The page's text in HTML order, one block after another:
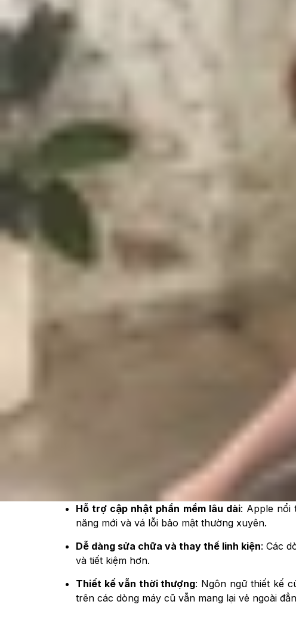
Xem nhanh
Nên mua iPhone cũ nào? So sánh các dòng
Top iPhone cũ đáng mua nhất hiện nay
iPhone 16 cũ
3.4iPhone 15 Pro Max cũ
iPhone 15 Pro cũ
iPhone 14 Pro Max cũ
3.8
3.9
3.10
iPhone 12 Pro Max cũ
4Một số lưu ý khi mua iPhone cũ
5Mua iPhone cũ ở đâu uy tín, chất lượng?
tìm kiếm một chiếc iPhone cũ có hiệu năng tốt,
luôn
đến trải nghiệm sử dụng ổn định và khả năng giữ giá
: Giá bán của
tiếp cận các dòng iPhone cao cấp với ngân
: Các bộ vi xử lý Apple
chơi game, làm việc và giải trí.
Hỗ trợ cập nhật phần mềm lâu dài: Apple nổi
năng mới và vá lỗi bảo mật thường xuyên.
Dễ dàng sửa chữa và thay thế linh kiện: Các
và tiết kiệm hơn.
Thiết kế vẫn thời thượng: Ngôn ngữ thiết kế
trên các dòng máy cũ vẫn mang lại vẻ ngoài